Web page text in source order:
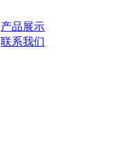
产品展示
联系我们